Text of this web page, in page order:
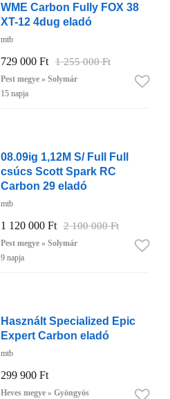
WME Carbon Fully FOX 38
XT-12 4dug eladó
mtb
729 000 Ft 1 255 000 Ft
Pest megye » Solymár
15 napja
08.09ig 1,12M S/ Full Full
csúcs Scott Spark RC
Carbon 29 eladó
mtb
1 120 000 Ft 2 100 000 Ft
Pest megye » Solymár
9 napja
Használt Specialized Epic
Expert Carbon eladó
mtb
299 900 Ft
Heves megye » Gyöngyös